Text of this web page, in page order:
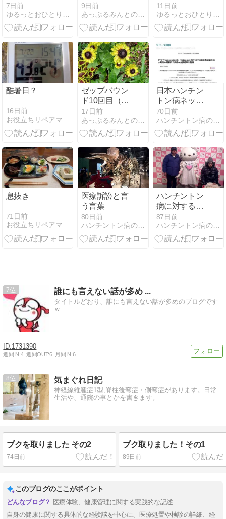
7日前
ゆるっとおひとりさま生活
（5mg4回目）
熊本の方々へ
お見舞い申し
9日前
あっぷるみんとの通院日記
俱楽部へ宿泊
11日前
ゆるっとおひとりさま生活
酷暑日？
16日前
ゼップバウン
ド10回目（5
ｍｇ3回目）
と庭の様子
17日前
あっぷるみんとの通院日記
日本ハンチン
トン病ネット
ワーク(JHDN)
のHPが更新さ
れました
70日前
ハンチントン病の病名に笑った日から始まった
息抜き
71日前
医療訴訟と言
う言葉
80日前
ハンチントン病の病名に笑った日から始まった
ハンチントン
病に対する遺
伝子治療の研
究が進んでい
る
87日前
ハンチントン病の病名に笑った日から始まった
7 誰にも言えない話が多め ...
タイトルどおり、誰にも言えない話が多めのブログです
ｗ
1731390
週間IN:4 週間OUT:6 月間IN:6
8 気まぐれ日記
神経線維腫症1型,脊柱後弯症・側弯症があります。日常
生活や、通院の事とかを書きます。
プクを取りました その2
74日前
プク取りました！その1
89日前
このブログのここがポイント
医療体験、健康管理に関する実践的な記述
自身の健康に関する具体的な経験談を中心に、医療処置や検診の詳細、経